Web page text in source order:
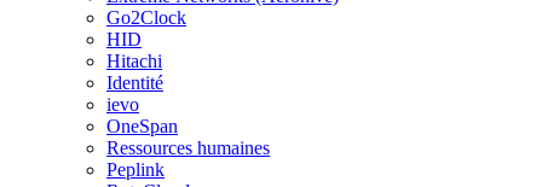
Go2Clock
HID
Hitachi
Identité
ievo
OneSpan
Ressources humaines
Peplink